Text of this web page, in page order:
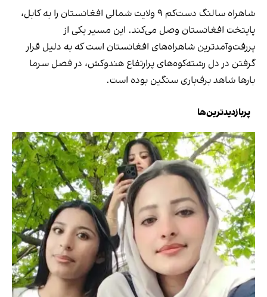
شاهراه سالنگ دست‌کم ۹ ولایت شمالی افغانستان را به کابل،
پایتخت افغانستان وصل می‌کند. این مسیر یکی از
پررفت‌وآمدترین شاهراه‌های افغانستان است که به دلیل قرار
گرفتن در دل رشته‌کوه‌های پرارتفاع هندوکش، در فصل سرما
بارها شاهد برف‌باری‌ سنگین بوده است.
پربازدیدترین‌ها